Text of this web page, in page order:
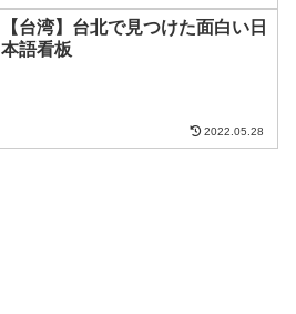
【台湾】台北で見つけた面白い日
本語看板
2022.05.28